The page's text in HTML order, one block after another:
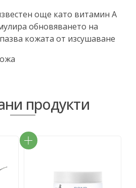
още като витамин А
обновяването на
кожата от изсушаване
продукти